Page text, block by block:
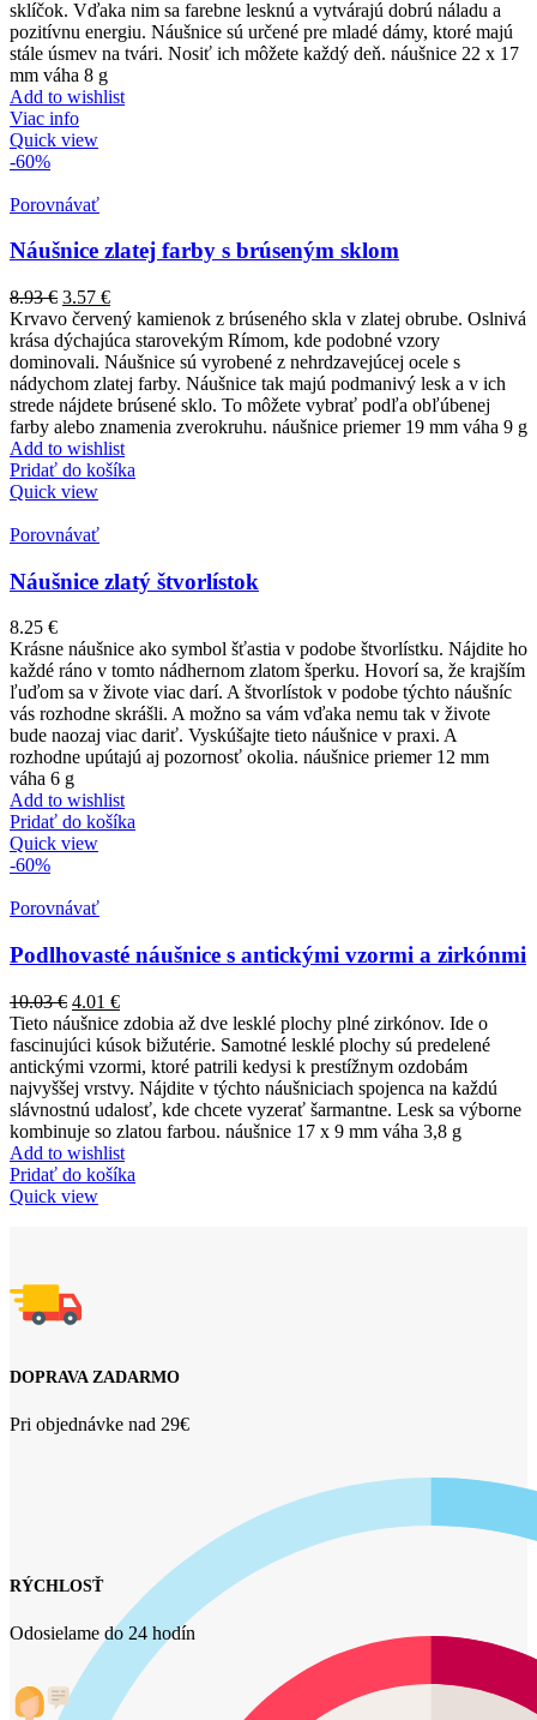
sklíčok. Vďaka nim sa farebne lesknú a vytvárajú dobrú náladu a
pozitívnu energiu. Náušnice sú určené pre mladé dámy, ktoré majú
stále úsmev na tvári. Nosiť ich môžete každý deň. náušnice 22 x 17
mm váha 8 g
Add to wishlist
Viac info
Quick view
-60%
Porovnávať
Náušnice zlatej farby s brúseným sklom
8.93€ 3.57 €
Krvavo červený kamienok z brúseného skla v zlatej obrube. Oslnivá
krása dýchajúca starovekým Rímom, kde podobné vzory
dominovali. Náušnice sú vyrobené z nehrdzavejúcej ocele s
nádychom zlatej farby. Náušnice tak majú podmanivý lesk a v ich
strede nájdete brúsené sklo. To môžete vybrať podľa obľúbenej
farby alebo znamenia zverokruhu. náušnice priemer 19 mm váha 9 g
Add to wishlist
Pridať do košíka
Quick view
Porovnávať
Náušnice zlatý štvorlístok
8.25 €
Krásne náušnice ako symbol šťastia v podobe štvorlístku. Nájdite ho
každé ráno v tomto nádhernom zlatom šperku. Hovorí sa, že krajším
ľuďom sa v živote viac darí. A štvorlístok v podobe týchto náušníc
vás rozhodne skrášli. A možno sa vám vďaka nemu tak v živote
bude naozaj viac dariť. Vyskúšajte tieto náušnice v praxi. A
rozhodne upútajú aj pozornosť okolia. náušnice priemer 12 mm
váha 6 g
Add to wishlist
Pridať do košíka
Quick view
-60%
Porovnávať
Podlhovasté náušnice s antickými vzormi a zirkónmi
10.03€ 4.01 €
Tieto náušnice zdobia až dve lesklé plochy plné zirkónov. Ide o
fascinujúci kúsok bižutérie. Samotné lesklé plochy sú predelené
antickými vzormi, ktoré patrili kedysi k prestížnym ozdobám
najvyššej vrstvy. Nájdite v týchto náušniciach spojenca na každú
slávnostnú udalosť, kde chcete vyzerať šarmantne. Lesk sa výborne
kombinuje so zlatou farbou. náušnice 17 x 9 mm váha 3,8 g
Add to wishlist
Pridať do košíka
Quick view
DOPRAVA ZADARMO
Pri objednávke nad 29€
RÝCHLOSŤ
Odosielame do 24 hodín